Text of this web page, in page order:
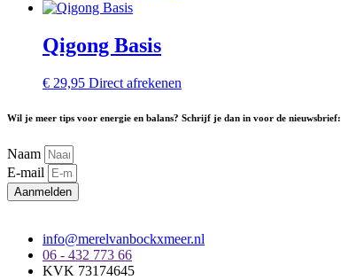
Qigong Basis
€ 29,95 Direct afrekenen
Wil je meer tips voor energie en balans? Schrijf je dan in voor de nieuwsbrief:
Naam
E-mail
Aanmelden
info@merelvanbockxmeer.nl
06 - 432 773 66
KVK 73174645